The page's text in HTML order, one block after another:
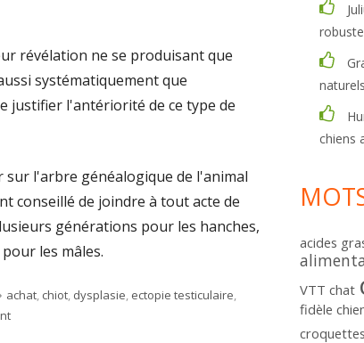
révélation ne se produisant que
systématiquement que
justifier l'antériorité de ce type de
l'arbre généalogique de l'animal
conseillé de joindre à tout acte de
générations pour les hanches,
les mâles.
Tags
achat, chiot, dysplasie, ectopie testiculaire,
on Acheter un chien : l’évolution de la législation en cas de vice
chiens
acides
VTT chat
fidèle
croquettes